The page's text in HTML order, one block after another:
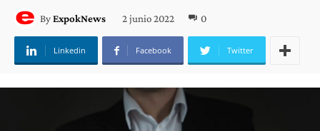
ByExpokNews 2 junio 2022 0
Linkedin Facebook Twitter